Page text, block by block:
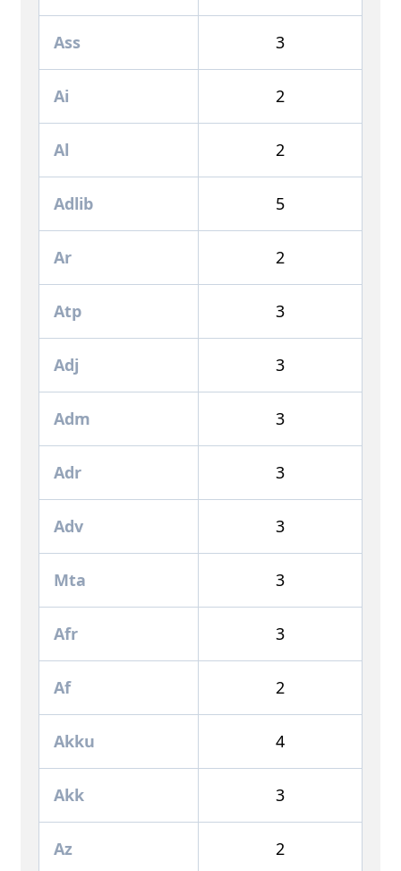
Ass 3
Ai 2
Al 2
Adlib 5
Ar 2
Atp 3
Adj 3
Adm 3
Adr 3
Adv 3
Mta 3
Afr 3
Af 2
Akku 4
Akk 3
Az 2